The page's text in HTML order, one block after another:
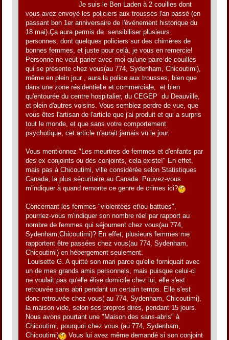
Je suis le Ben Laden à 2 couilles dont
vous avez envoyé les policiers aux trousses l'an passé (en
passant bon 1er anniversaire de l'événement historique du
18 mai).Ça aura permis de sensibiliser plusieurs
personnes, dont quelques policiers sur des chimères de
bonnes femmes, et juste pour celà, je vous en remercie!
Personne ne veut parier avec moi qu'une paire de couilles
qui se présente chez vous(au 774, Sydenham, Chicoutimi),
même en plein jour , aura la police aux trousses, bien que
dans une zone résidentielle et commerciale, et bien
qu'entourée du centre hospitalier, du CEGEP du Deauville,
et plein d'autres voisins. Vous semblez perdre de vue, que
vous êtes l'artisan de l'article que j'ai produit et qui a surpris
tout le monde, et que sans votre comportement
psychotique, cet article n'aurait jamais vu le jour.
Vous mentionnez "Les meurtres de femmes et d'enfants par
des ex conjoints ou des conjoints, cela existe!" En effet,
mais pas à Chicoutimi, ville considérée selon Statistiques
Canada, la plus sécuritaire au Canada. Pouvez-vous
m'indiquer à quand remonte ce genre de crimes ici?
Concernant les femmes "violentées et\ou battues",
pourriez-vous m'indiquer son nombre réel par rapport au
nombre de femmes qui séjournent chez vous(au 774,
Sydenham,Chicoutimi)? En effet, plusieurs femmes me
rapportent être passées chez vous(au 774, Sydenham,
Chicoutimi) en hébergement seulement.
Louisette G. A quitté son mari parce qu'elle forniquait avec
un de mes grands amis personnels, mais puisque celui-ci
ne voulait pas qu'elle élise domicile chez lui, elle s'est
retrouvée sans abri pendant un certain temps. Elle s'est
donc retrouvée chez vous( au 774, Sydenham, Chicoutimi),
la maison vide, selon ses propres dires, pendant 15 jours.
Nous avons pourtant une "Maison des sans-abris" à
Chicoutimi, pourquoi chez vous (au 774, Sydenham,
Chicoutimi)
Vous lui avez même demandé si son conjoint